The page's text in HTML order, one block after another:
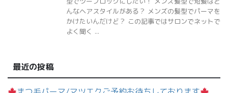
秋の髪質改善、ヘアケアで知っておきたいポイント
マツエク 〜ミックスデザイン〜